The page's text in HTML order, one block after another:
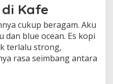
Kafe
cukup beragam. Aku
dan blue ocean. Es kopi
terlalu strong,
rasa seimbang antara